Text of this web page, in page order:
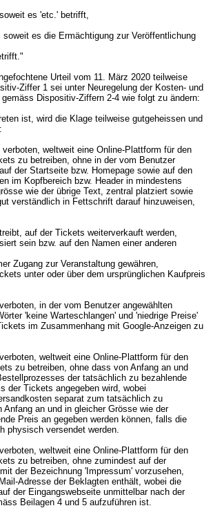
es 'etc.' betrifft,
soweit es die Ermächtigung zur Veröffentlichung
Urteil vom 11. März 2020 teilweise
Ziffer 1 sei unter Neuregelung der Kosten- und
Dispositiv-Ziffern 2-4 wie folgt zu ändern:
ist, wird die Klage teilweise gutgeheissen und
weltweit eine Online-Plattform für den
zu betreiben, ohne in der vom Benutzer
der Startseite bzw. Homepage sowie auf den
im Kopfbereich bzw. Header in mindestens
wie der übrige Text, zentral platziert sowie
verständlich in Fettschrift darauf hinzuweisen,
auf der Tickets weiterverkauft werden,
sein bzw. auf den Namen einer anderen
Zugang zur Veranstaltung gewähren,
unter oder über dem ursprünglichen Kaufpreis
in der vom Benutzer angewählten
'keine Warteschlangen' und 'niedrige Preise'
im Zusammenhang mit Google-Anzeigen zu
weltweit eine Online-Plattform für den
zu betreiben, ohne dass von Anfang an und
der tatsächlich zu bezahlende
der Tickets angegeben wird, wobei
separat zum tatsächlich zu
Anfang an und in gleicher Grösse wie der
Preis an gegeben werden können, falls die
physisch versendet werden.
weltweit eine Online-Plattform für den
zu betreiben, ohne zumindest auf der
der Bezeichnung 'Impressum' vorzusehen,
Adresse der Beklagten enthält, wobei die
der Eingangswebseite unmittelbar nach der
Beilagen 4 und 5 aufzuführen ist.